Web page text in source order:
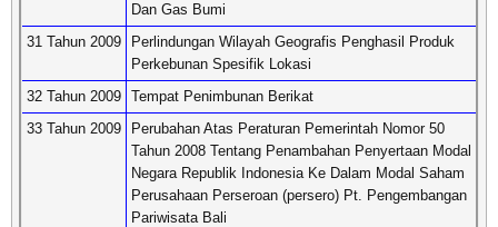
Dan Gas Bumi
31 Tahun 2009
Perlindungan Wilayah Geografis Penghasil Produk
Perkebunan Spesifik Lokasi
32 Tahun 2009 Tempat Penimbunan Berikat
33 Tahun 2009
Perubahan Atas Peraturan Pemerintah Nomor 50
Tahun 2008 Tentang Penambahan Penyertaan Modal
Negara Republik Indonesia Ke Dalam Modal Saham
Perusahaan Perseroan (persero) Pt. Pengembangan
Pariwisata Bali